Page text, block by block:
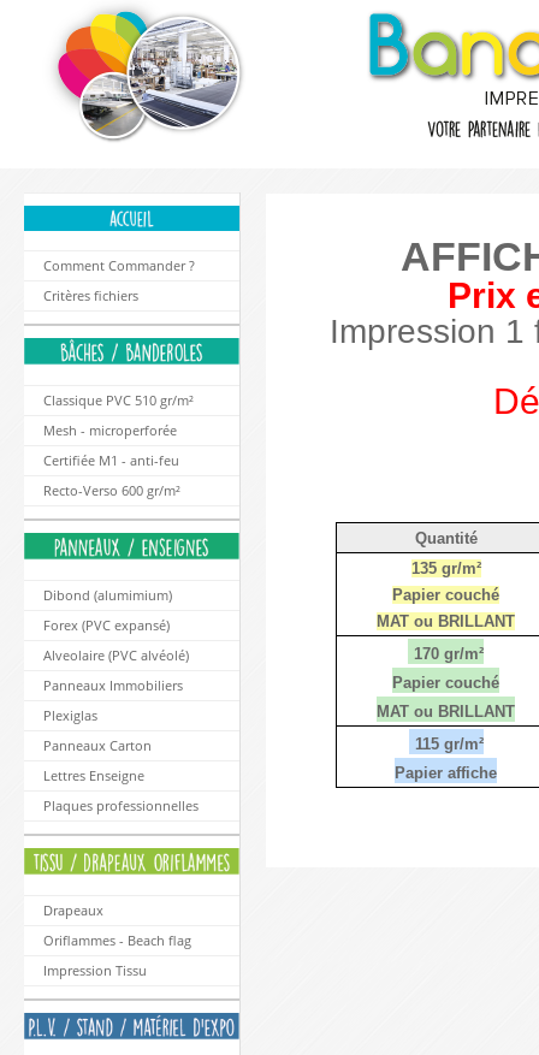
Comment Commander ?
Critères fichiers
Classique PVC 510 gr/m²
Mesh - microperforée
Certifiée M1 - anti-feu
Recto-Verso 600 gr/m²
Dibond (alumimium)
Forex (PVC expansé)
Alveolaire (PVC alvéolé)
Panneaux Immobiliers
Plexiglas
Panneaux Carton
Lettres Enseigne
Plaques professionnelles
Drapeaux
Oriflammes - Beach flag
Impression Tissu
Prix
Impression 1
Quantité
135 gr/m²
Papier couché
MAT ou BRILLANT
170 gr/m²
Papier couché
MAT ou BRILLANT
115 gr/m²
Papier affiche